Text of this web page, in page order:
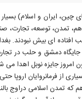
ایران و اسلام)
تمدن، توسعه، تجارت،
افتاده ای بیش نبودند.
جایگاه دمشق و حلب در
جایزه نوبل اهدا
از فرمانروایان
که تمدن اسلامی دراوج